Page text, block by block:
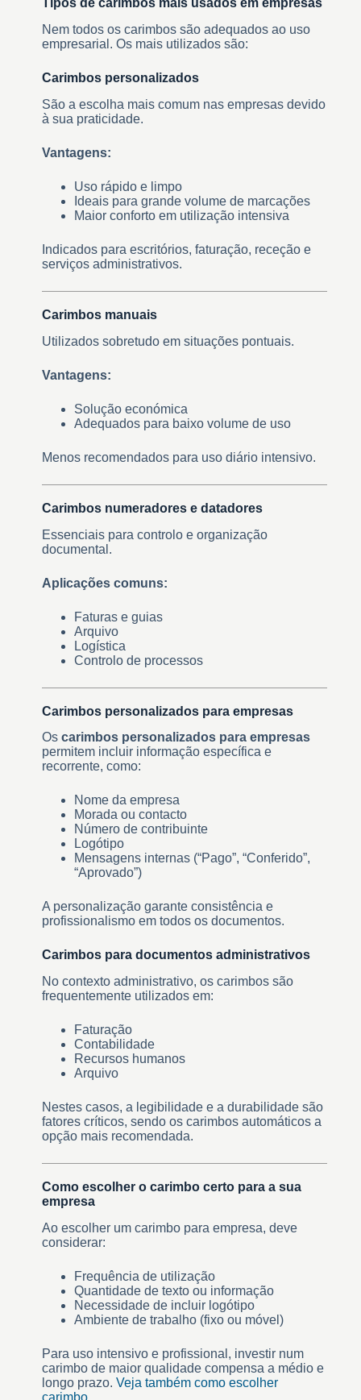
Tipos de carimbos mais usados em empresas
Nem todos os carimbos são adequados ao uso
empresarial. Os mais utilizados são:
Carimbos personalizados
São a escolha mais comum nas empresas devido
à sua praticidade.
Vantagens:
Uso rápido e limpo
Ideais para grande volume de marcações
Maior conforto em utilização intensiva
Indicados para escritórios, faturação, receção e
serviços administrativos.
Carimbos manuais
Utilizados sobretudo em situações pontuais.
Vantagens:
Solução económica
Adequados para baixo volume de uso
Menos recomendados para uso diário intensivo.
Carimbos numeradores e datadores
Essenciais para controlo e organização
documental.
Aplicações comuns:
Faturas e guias
Arquivo
Logística
Controlo de processos
Carimbos personalizados para empresas
Os carimbos personalizados para empresas
permitem incluir informação específica e
recorrente, como:
Nome da empresa
Morada ou contacto
Número de contribuinte
Logótipo
Mensagens internas (“Pago”, “Conferido”,
“Aprovado”)
A personalização garante consistência e
profissionalismo em todos os documentos.
Carimbos para documentos administrativos
No contexto administrativo, os carimbos são
frequentemente utilizados em:
Faturação
Contabilidade
Recursos humanos
Arquivo
Nestes casos, a legibilidade e a durabilidade são
fatores críticos, sendo os carimbos automáticos a
opção mais recomendada.
Como escolher o carimbo certo para a sua
empresa
Ao escolher um carimbo para empresa, deve
considerar:
Frequência de utilização
Quantidade de texto ou informação
Necessidade de incluir logótipo
Ambiente de trabalho (fixo ou móvel)
Para uso intensivo e profissional, investir num
carimbo de maior qualidade compensa a médio e
longo prazo. Veja também como escolher
carimbo